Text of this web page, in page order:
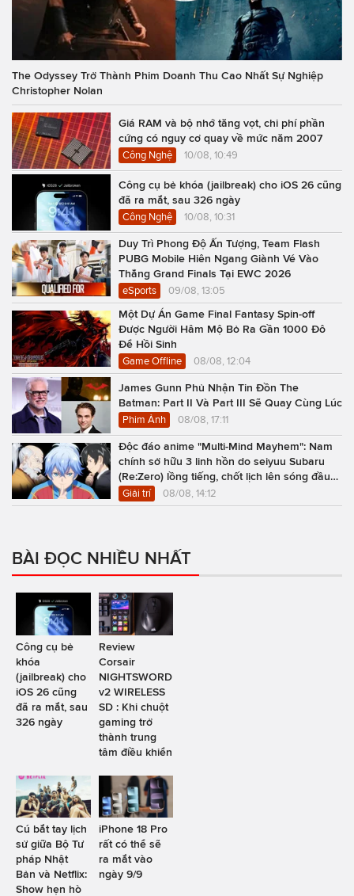
The Odyssey Trở Thành Phim Doanh Thu Cao Nhất Sự Nghiệp
Christopher Nolan
Giá RAM và bộ nhớ tăng vọt, chi phí phần
cứng có nguy cơ quay về mức năm 2007
Công Nghệ 10/08, 10:49
Công cụ bẻ khóa (jailbreak) cho iOS 26 cũng
đã ra mắt, sau 326 ngày
Công Nghệ 10/08, 10:31
Duy Trì Phong Độ Ấn Tượng, Team Flash
PUBG Mobile Hiên Ngang Giành Vé Vào
Thẳng Grand Finals Tại EWC 2026
eSports 09/08, 13:05
Một Dự Án Game Final Fantasy Spin-off
Được Người Hâm Mộ Bỏ Ra Gần 1000 Đô
Để Hồi Sinh
Game Offline 08/08, 12:04
James Gunn Phủ Nhận Tin Đồn The
Batman: Part II Và Part III Sẽ Quay Cùng Lúc
Phim Ảnh 08/08, 17:11
Độc đáo anime "Multi-Mind Mayhem": Nam
chính sở hữu 3 linh hồn do seiyuu Subaru
(Re:Zero) lồng tiếng, chốt lịch lên sóng đầu
năm 2027
Giải trí 08/08, 14:12
BÀI ĐỌC NHIỀU NHẤT
Công cụ bẻ
khóa
(jailbreak) cho
iOS 26 cũng
đã ra mắt, sau
326 ngày
Review
Corsair
NIGHTSWORD
v2 WIRELESS
SD : Khi chuột
gaming trở
thành trung
tâm điều khiển
Cú bắt tay lịch
sử giữa Bộ Tư
pháp Nhật
Bản và Netflix:
Show hẹn hò
iPhone 18 Pro
rất có thể sẽ
ra mắt vào
ngày 9/9